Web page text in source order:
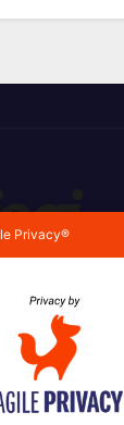
Privacy®